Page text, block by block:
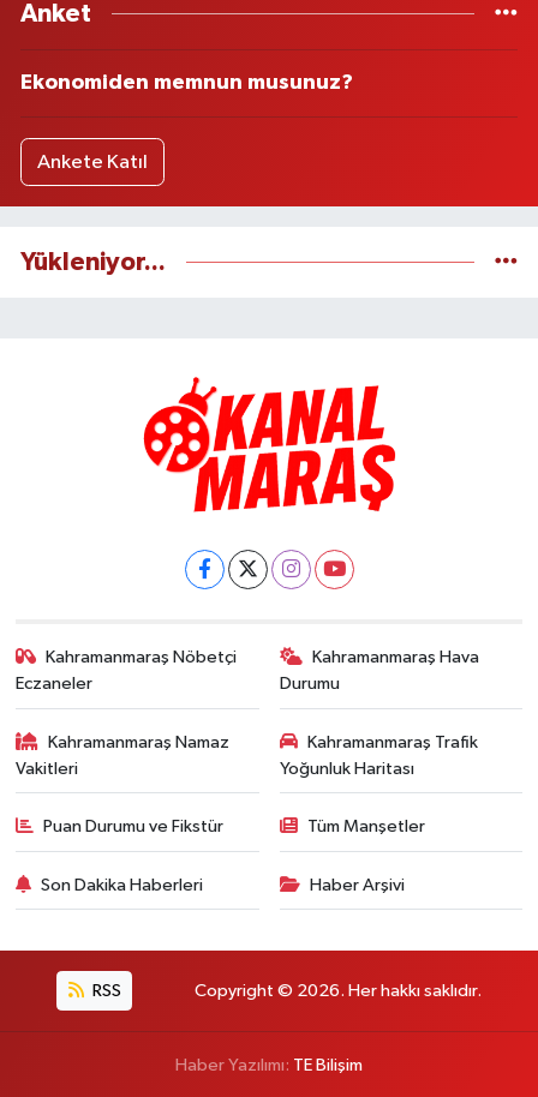
Anket
Ekonomiden memnun musunuz?
Ankete Katıl
Yükleniyor...
Kahramanmaraş Nöbetçi
Eczaneler
Kahramanmaraş Hava
Durumu
Kahramanmaraş Namaz
Vakitleri
Kahramanmaraş Trafik
Yoğunluk Haritası
Puan Durumu ve Fikstür Tüm Manşetler
Son Dakika Haberleri Haber Arşivi
RSS Copyright © 2026. Her hakkı saklıdır.
Haber Yazılımı: TE Bilişim